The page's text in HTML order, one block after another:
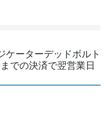
ケーターデッドボルト
での決済で翌営業日